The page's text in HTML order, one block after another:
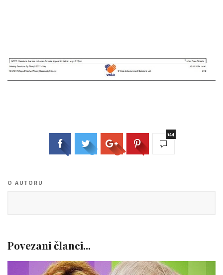
144
O AUTORU
Povezani članci...